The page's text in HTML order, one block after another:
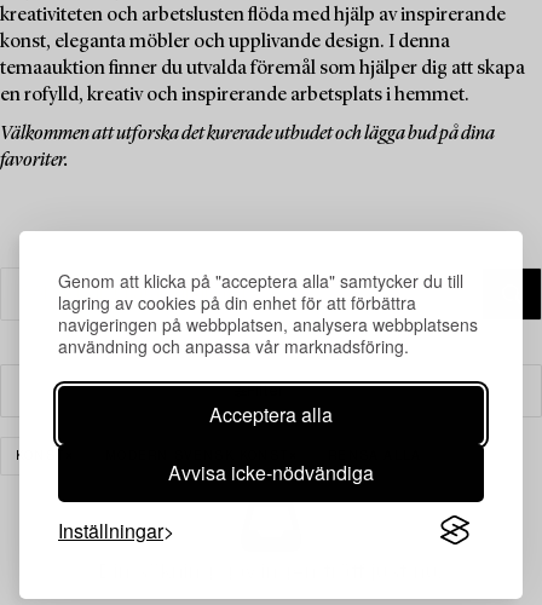
Genom att klicka på "acceptera alla" samtycker du till
lagring av cookies på din enhet för att förbättra
navigeringen på webbplatsen, analysera webbplatsens
användning och anpassa vår marknadsföring.
Acceptera alla
Avvisa icke-nödvändiga
Inställningar
kreativiteten och arbetslusten flöda med hjälp av inspirerande
konst, eleganta möbler och upplivande design. I denna
temaauktion finner du utvalda föremål som hjälper dig att skapa
en rofylld, kreativ och inspirerande arbetsplats i hemmet.
Välkommen att utforska det kurerade utbudet och lägga bud på dina
favoriter.
Filter
KONST